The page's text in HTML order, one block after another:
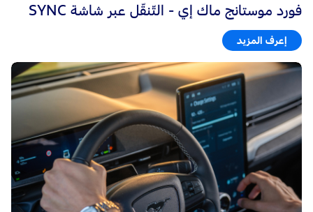
فورد موستانج ماك إي - التّنقّل عبر شاشة SYNC
إعرف المزيد